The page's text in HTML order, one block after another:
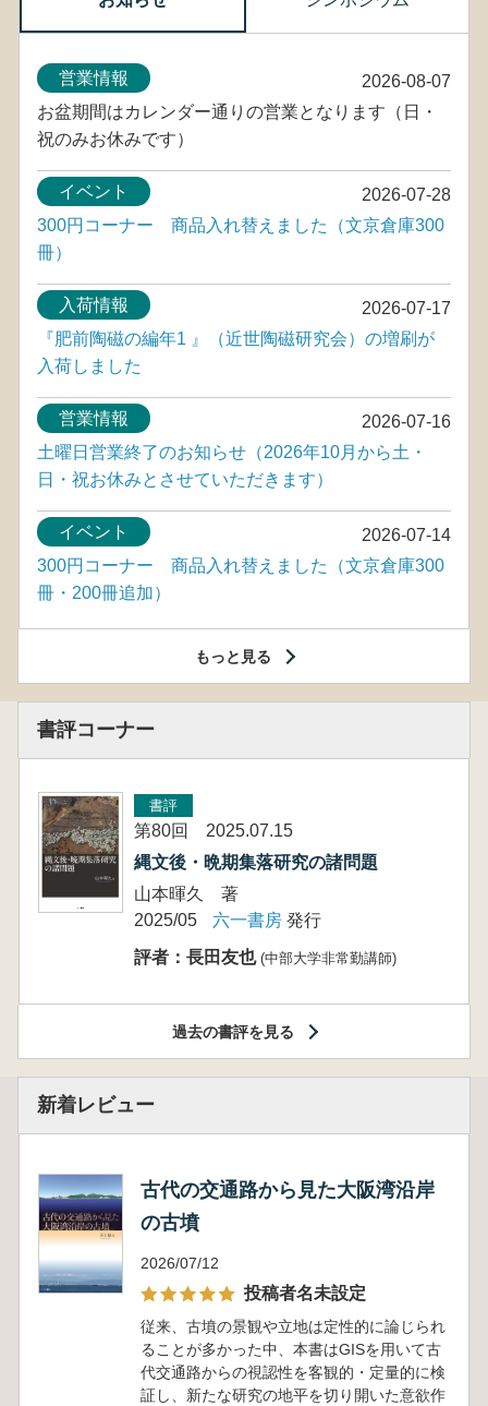
2026-08-07
営業情報
お盆期間はカレンダー通りの営業となります（日・
祝のみお休みです）
2026-07-28
イベント
300円コーナー 商品入れ替えました（文京倉庫300
冊）
2026-07-17
入荷情報
『肥前陶磁の編年1 』（近世陶磁研究会）の増刷が
入荷しました
2026-07-16
営業情報
土曜日営業終了のお知らせ（2026年10月から土・
日・祝お休みとさせていただきます）
2026-07-14
イベント
300円コーナー 商品入れ替えました（文京倉庫300
冊・200冊追加）
もっと見る
書評コーナー
書評
第80回 2025.07.15
縄文後・晩期集落研究の諸問題
山本暉久 著
2025/05
六一書房 発行
評者：長田友也 (中部大学非常勤講師)
過去の書評を見る
新着レビュー
古代の交通路から見た大阪湾沿岸
の古墳
2026/07/12
投稿者名未設定
従来、古墳の景観や立地は定性的に論じられ
ることが多かった中、本書はGISを用いて古
代交通路からの視認性を客観的・定量的に検
証し、新たな研究の地平を切り開いた意欲作